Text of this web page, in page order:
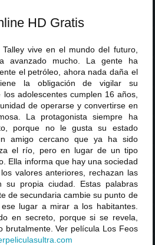
HD Gratis
Talley vive en el mundo del futuro,
avanzado mucho. La gente ha
el petróleo, ahora nada daña el
la obligación de vigilar su
adolescentes cumplen 16 años,
de operarse y convertirse en
La protagonista siempre ha
porque no le gusta su estado
amigo cercano que ya ha sido
el río, pero en lugar de un tipo
Ella informa que hay una sociedad
valores anteriores, rechazan las
su propia ciudad. Estas palabras
de secundaria cambie su punto de
lugar a mirar a los habitantes.
en secreto, porque si se revela,
brutalmente. Ver película Los Feos
.com